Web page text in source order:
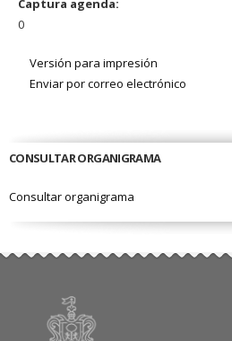
0
Versión para impresión
Enviar por correo electrónico
CONSULTAR ORGANIGRAMA
Consultar organigrama